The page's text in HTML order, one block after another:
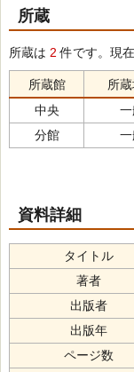
所蔵
所蔵は 2 件です。現
所蔵館 所
中央
分館
資料詳細
タイトル
著者
出版者
出版年
ページ数